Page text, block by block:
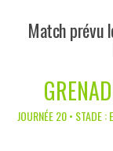
Match prévu
JOURNÉE 20 • STADE :